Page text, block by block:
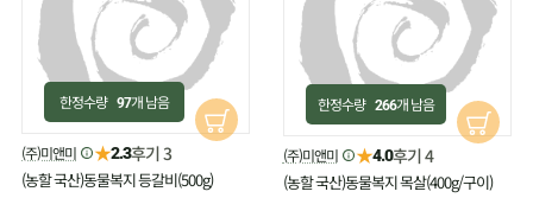
한정수량 97개 남음
(주)미앤미 ★2.3후기 3
(농할 국산)동물복지 등갈비(500g)
한정수량 266개 남음
(주)미앤미 ★4.0후기 4
(농할 국산)동물복지 목살(400g/구이)